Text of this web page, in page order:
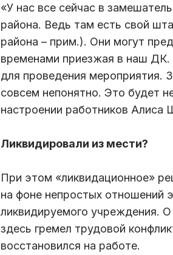
«У нас все сейчас в
района. Ведь там есть свой
района – прим.). Они могут
временами приезжая в наш
для проведения мероприятия.
совсем непонятно. Это будет
настроении работников Алиса
Ликвидировали из мести?
При этом «ликвидационное»
на фоне непростых отношений
ликвидируемого учреждения.
здесь гремел трудовой
восстановился на работе.